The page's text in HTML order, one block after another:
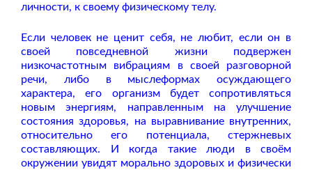
личности, к своему физическому телу.
Если человек не ценит себя, не любит, если он в
своей повседневной жизни подвержен
низкочастотным вибрациям в своей разговорной
речи, либо в мыслеформах осуждающего
характера, его организм будет сопротивляться
новым энергиям, направленным на улучшение
состояния здоровья, на выравнивание внутренних,
относительно его потенциала, стержневых
составляющих. И когда такие люди в своём
окружении увидят морально здоровых и физически